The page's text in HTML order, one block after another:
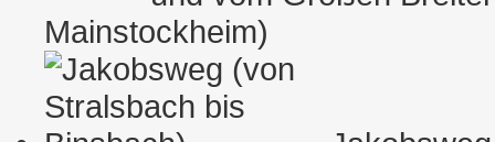
Mainstockheim)